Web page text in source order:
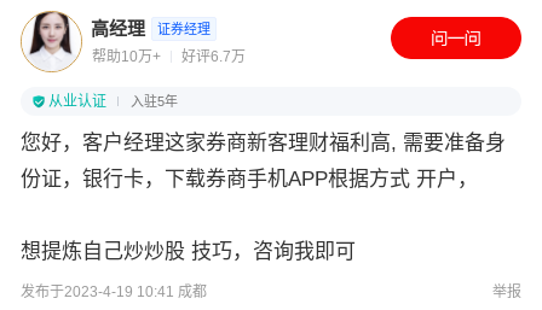
高经理 证券经理
帮助10万+ 好评6.7万
从业认证 入驻5年
您好，客户经理这家券商新客理财福利高, 需要准备身
份证，银行卡，下载券商手机APP根据方式 开户，
想提炼自己炒炒股 技巧，咨询我即可
发布于2023-4-19 10:41 成都 举报